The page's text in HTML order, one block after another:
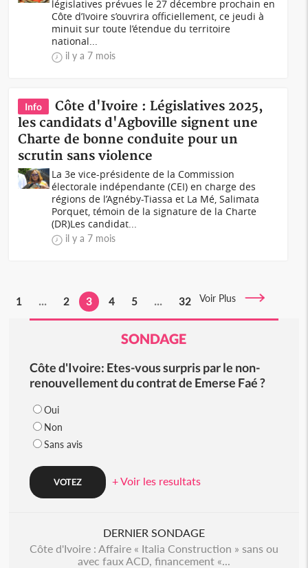
législatives prévues le 27 décembre prochain en
Côte d’Ivoire s’ouvrira officiellement, ce jeudi à
minuit sur toute l’étendue du territoire
national...
il y a 7 mois
Info
Côte d'Ivoire : Législatives 2025,
les candidats d'Agboville signent une
Charte de bonne conduite pour un
scrutin sans violence
La 3e vice-présidente de la Commission
électorale indépendante (CEI) en charge des
régions de l’Agnéby-Tiassa et La Mé, Salimata
Porquet, témoin de la signature de la Charte
(DR)Les candidat...
il y a 7 mois
1 ... 2 3 4 5 ... 32 Voir Plus
SONDAGE
Côte d'Ivoire: Etes-vous surpris par le non-
renouvellement du contrat de Emerse Faé ?
Oui
Non
Sans avis
+ Voir les resultats
DERNIER SONDAGE
Côte d'Ivoire : Affaire « Italia Construction » sans ou
avec faux ACD, financement «...